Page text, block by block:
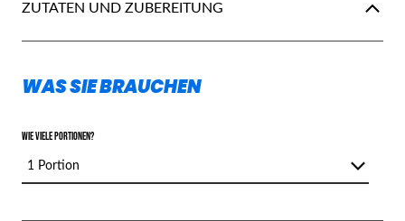
ZUTATEN UND ZUBEREITUNG
WAS SIE BRAUCHEN
WIE VIELE PORTIONEN?
1 Portion